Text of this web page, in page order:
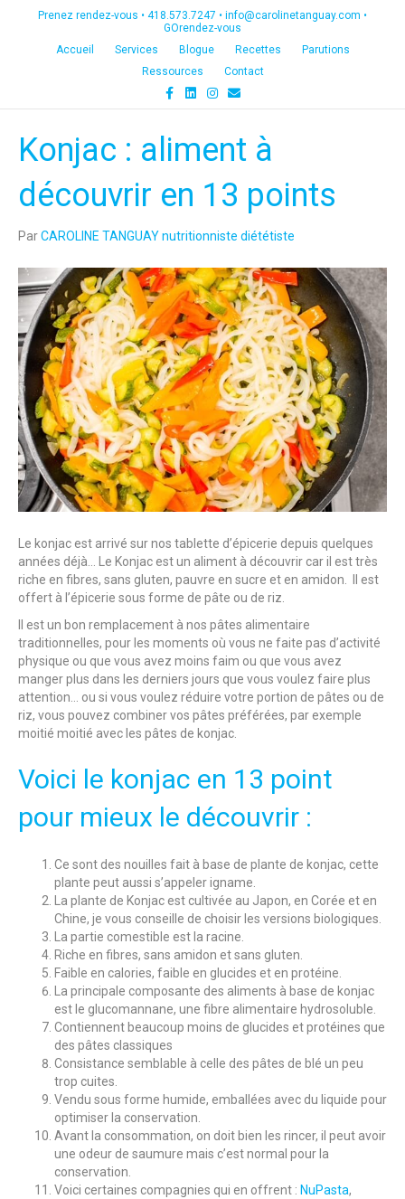
Prenez rendez-vous • 418.573.7247 • info@carolinetanguay.com •
GOrendez-vous
Accueil
Services Blogue Recettes
Parutions
Ressources
Contact
c
b
o
n
s
g
m
E
m
a
Konjac : aliment à
découvrir en 13 points
ParCAROLINE TANGUAY nutritionniste diététiste
Le konjac est arrivé sur nos tablette d’épicerie depuis quelques
années déjà… Le Konjac est un aliment à découvrir car il est très
riche en fibres, sans gluten, pauvre en sucre et en amidon. Il est
offert à l’épicerie sous forme de pâte ou de riz.
Il est un bon remplacement à nos pâtes alimentaire
traditionnelles, pour les moments où vous ne faite pas d’activité
physique ou que vous avez moins faim ou que vous avez
manger plus dans les derniers jours que vous voulez faire plus
attention… ou si vous voulez réduire votre portion de pâtes ou de
riz, vous pouvez combiner vos pâtes préférées, par exemple
moitié moitié avec les pâtes de konjac.
Voici le konjac en 13 point
pour mieux le découvrir :
Ce sont des nouilles fait à base de plante de konjac, cette
plante peut aussi s’appeler igname.
La plante de Konjac est cultivée au Japon, en Corée et en
Chine, je vous conseille de choisir les versions biologiques.
La partie comestible est la racine.
Riche en fibres, sans amidon et sans gluten.
Faible en calories, faible en glucides et en protéine.
La principale composante des aliments à base de konjac
est le glucomannane, une fibre alimentaire hydrosoluble.
Contiennent beaucoup moins de glucides et protéines que
des pâtes classiques
Consistance semblable à celle des pâtes de blé un peu
trop cuites.
Vendu sous forme humide, emballées avec du liquide pour
optimiser la conservation.
Avant la consommation, on doit bien les rincer, il peut avoir
une odeur de saumure mais c’est normal pour la
conservation.
Voici certaines compagnies qui en offrent : NuPasta,